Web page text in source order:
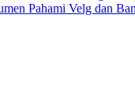
Pahami Velg dan